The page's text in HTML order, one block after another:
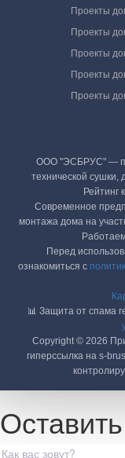
Проекты
Проекты
Проекты
Проекты
Проекты
ООО "ЭСБРУС" —
технической сушки,
Рейтинг
Современное
монтажа дома на
Перед
ознакомиться с
📊 Защита от спама
Copyright © 2026
гиперссылка на s-